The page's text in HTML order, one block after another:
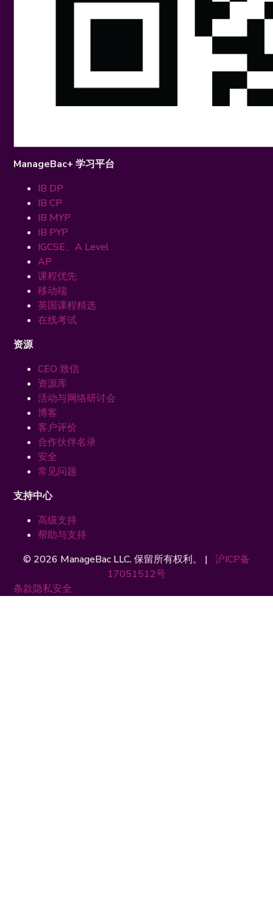
ManageBac+ 学习平台
IB DP
IB CP
IB MYP
IB PYP
IGCSE、A Level
AP
课程优先
移动端
英国课程精选
在线考试
资源
CEO 致信
资源库
活动与网络研讨会
博客
客户评价
合作伙伴名录
安全
常见问题
支持中心
高级支持
帮助与支持
© 2026 ManageBac LLC. 保留所有权利。 | 沪ICP备
17051512号
条款隐私安全